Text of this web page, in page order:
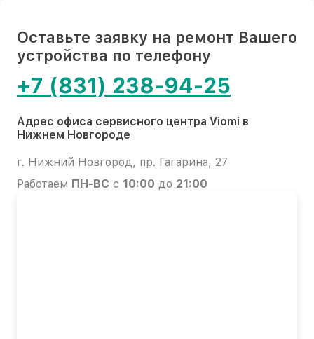
Оставьте заявку на ремонт Вашего
устройства по телефону
+7 (831) 238-94-25
Адрес офиса сервисного центра Viomi в
Нижнем Новгороде
г. Нижний Новгород, пр. Гагарина, 27
Работаем ПН-ВС с 10:00 до 21:00